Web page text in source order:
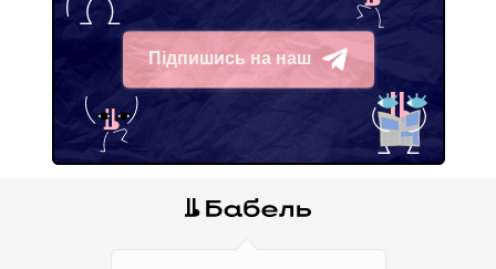
Підпишись на наш
Telegram